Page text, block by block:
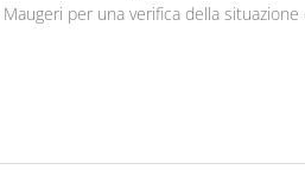
per una verifica della